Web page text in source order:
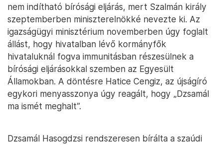
nem indítható bírósági eljárás, mert Szalmán király
szeptemberben miniszterelnökké nevezte ki. Az
igazságügyi minisztérium novemberben úgy foglalt
állást, hogy hivatalban lévő kormányfők
hivataluknál fogva immunitásban részesülnek a
bírósági eljárásokkal szemben az Egyesült
Államokban. A döntésre Hatice Cengiz, az újságíró
egykori menyasszonya úgy reagált, hogy „Dzsamál
ma ismét meghalt”.
Dzsamál Hasogdzsi rendszeresen bírálta a szaúdi